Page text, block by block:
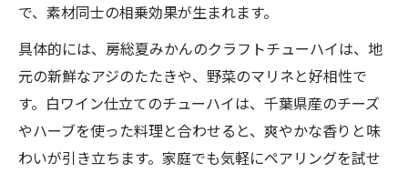
で、素材同士の相乗効果が生まれます。
具体的には、房総夏みかんのクラフトチューハイは、地
元の新鮮なアジのたたきや、野菜のマリネと好相性で
す。白ワイン仕立てのチューハイは、千葉県産のチーズ
やハーブを使った料理と合わせると、爽やかな香りと味
わいが引き立ちます。家庭でも気軽にペアリングを試せ